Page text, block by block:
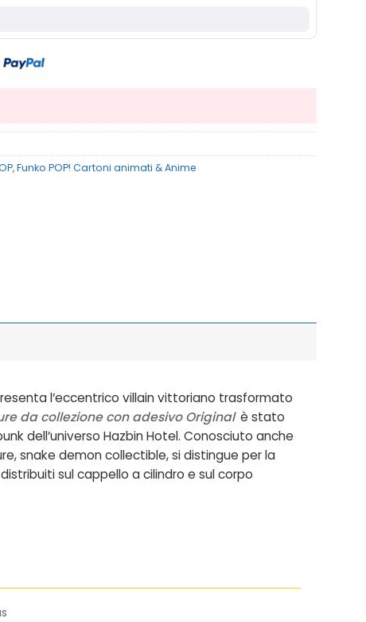
,Funko POP! Cartoni animati & Anime
l’eccentrico villain vittoriano trasformato
da collezione con adesivo Original è stato
dell’universo Hazbin Hotel. Conosciuto anche
snake demon collectible, si distingue per la
sul cappello a cilindro e sul corpo